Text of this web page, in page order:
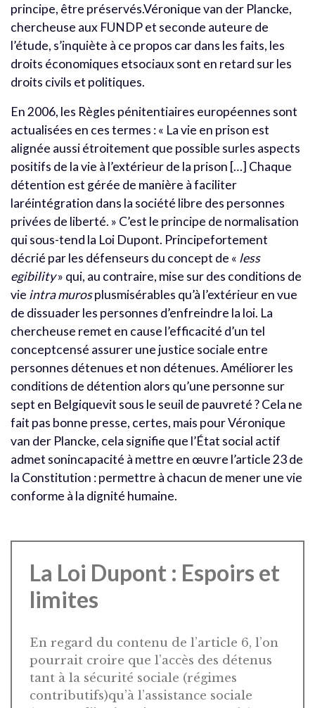
principe, être préservés.Véronique van der Plancke,
chercheuse aux FUNDP et seconde auteure de
l’étude, s’inquiète à ce propos car dans les faits, les
droits économiques etsociaux sont en retard sur les
droits civils et politiques.
En 2006, les Règles pénitentiaires européennes sont
actualisées en ces termes : « La vie en prison est
alignée aussi étroitement que possible surles aspects
positifs de la vie à l’extérieur de la prison […] Chaque
détention est gérée de manière à faciliter
laréintégration dans la société libre des personnes
privées de liberté. » C’est le principe de normalisation
qui sous-tend la Loi Dupont. Principefortement
décrié par les défenseurs du concept de « less
egibility» qui, au contraire, mise sur des conditions de
vie intra murosplusmisérables qu’à l’extérieur en vue
de dissuader les personnes d’enfreindre la loi. La
chercheuse remet en cause l’efficacité d’un tel
conceptcensé assurer une justice sociale entre
personnes détenues et non détenues. Améliorer les
conditions de détention alors qu’une personne sur
sept en Belgiquevit sous le seuil de pauvreté ? Cela ne
fait pas bonne presse, certes, mais pour Véronique
van der Plancke, cela signifie que l’État social actif
admet sonincapacité à mettre en œuvre l’article 23 de
la Constitution : permettre à chacun de mener une vie
conforme à la dignité humaine.
La Loi Dupont : Espoirs et
limites
En regard du contenu de l’article 6, l’on
pourrait croire que l’accès des détenus
tant à la sécurité sociale (régimes
contributifs)qu’à l’assistance sociale